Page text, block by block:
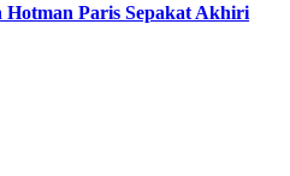
Hotman Paris Sepakat Akhiri